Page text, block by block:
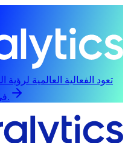
تعود الفعالية العالمية لرؤية
في 13 سبتمبر، حضورياً وعبر الإنترنت.